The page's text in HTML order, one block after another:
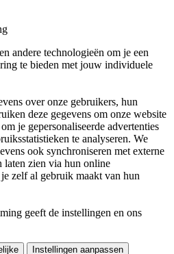
andere technologieën om je een
te bieden met jouw individuele
over onze gebruikers, hun
deze gegevens om onze website
je gepersonaliseerde advertenties
te analyseren. We
ook synchroniseren met externe
laten zien via hun online
zelf al gebruik maakt van hun
geeft de instellingen en ons
Instellingen aanpassen